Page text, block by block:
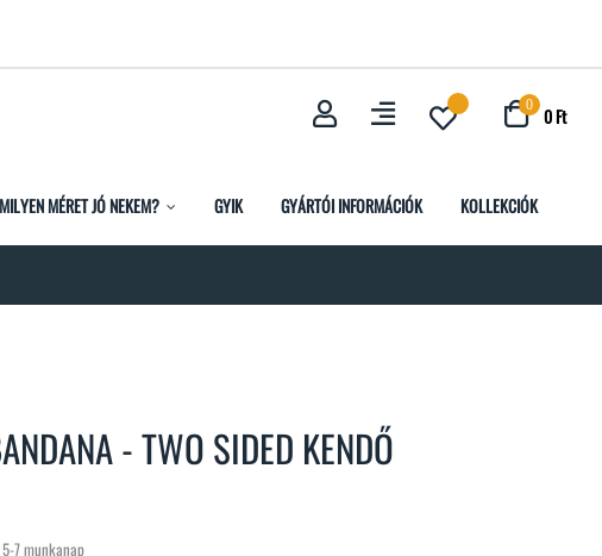
0 0 Ft
MILYEN MÉRET JÓ NEKEM? GYIK GYÁRTÓI INFORMÁCIÓK KOLLEKCIÓK
- TWO SIDED KENDŐ
7 munkanap